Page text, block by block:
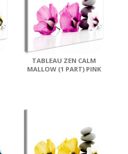
TABLEAU ZEN CALM
MALLOW (1 PART) PINK